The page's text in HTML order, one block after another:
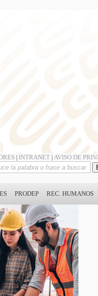
| INTRANET | AVISO DE
PRODEP REC. HUMANOS